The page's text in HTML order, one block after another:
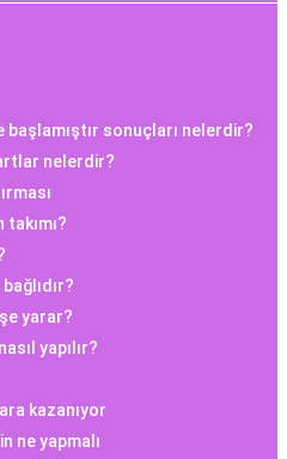
başlamıştır sonuçları nelerdir?
nelerdir?
yarar?
yapılır?
kazanıyor
ne yapmalı